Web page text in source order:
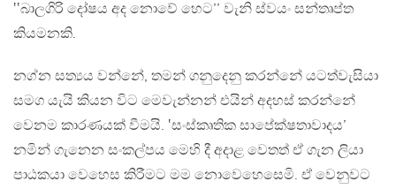
‛‛බාලගිරි දෝෂය අද නොවේ හෙට’’ වැනි ස්වයං සන්තෘප්ත
කියමනකි.
නග්න සත්‍යය වන්නේ, තමන් ගනුදෙනු කරන්නේ යටත්වැසියා
සමග යැයි කියන විට මෙවැන්නන් එයින් අදහස් කරන්නේ
වෙනම කාරණයක් වීමයි. ‛සංස්කෘතික සාපේක්ෂතාවාදය’
නමින් ගැනෙන සංකල්පය මෙහි දී අදාළ වෙතත් ඒ ගැන ලියා
පාඨකයා වෙහෙස කිරීමට මම නොවෙහෙසෙමි. ඒ වෙනුවට